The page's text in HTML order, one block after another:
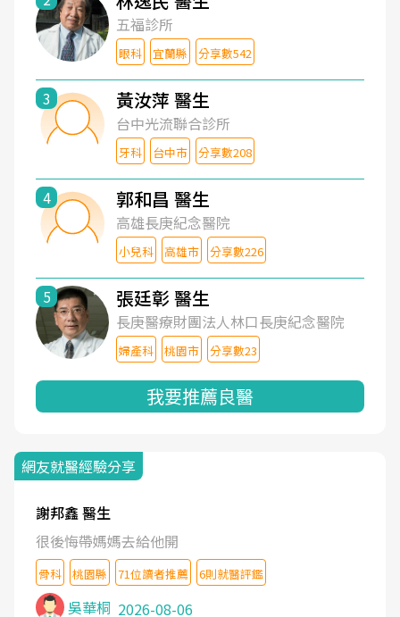
五福診所
眼科 宜蘭縣 分享數542
3 黃汝萍 醫生
台中光流聯合診所
牙科 台中市 分享數208
4 郭和昌 醫生
高雄長庚紀念醫院
小兒科 高雄市 分享數226
5 張廷彰 醫生
長庚醫療財團法人林口長庚紀念醫院
婦產科 桃園市 分享數23
我要推薦良醫
網友就醫經驗分享
謝邦鑫 醫生
很後悔帶媽媽去給他開
骨科 桃園縣 71位讀者推薦 6則就醫評鑑
吳華桐 2026-08-06